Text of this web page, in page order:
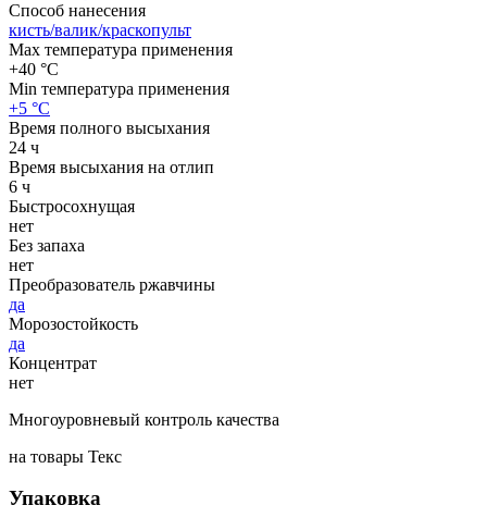
Способ нанесения
кисть/валик/краскопульт
Max температура применения
+40 °С
Min температура применения
+5 °С
Время полного высыхания
24 ч
Время высыхания на отлип
6 ч
Быстросохнущая
нет
Без запаха
нет
Преобразователь ржавчины
да
Морозостойкость
да
Концентрат
нет
Многоуровневый контроль качества
на товары Текс
Упаковка